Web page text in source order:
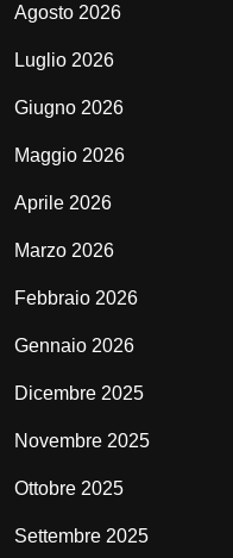
Agosto 2026
Luglio 2026
Giugno 2026
Maggio 2026
Aprile 2026
Marzo 2026
Febbraio 2026
Gennaio 2026
Dicembre 2025
Novembre 2025
Ottobre 2025
Settembre 2025